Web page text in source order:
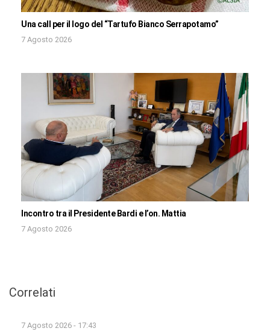
Una call per il logo del “Tartufo Bianco Serrapotamo”
7 Agosto 2026
Incontro tra il Presidente Bardi e l’on. Mattia
7 Agosto 2026
Correlati
7 Agosto 2026 - 17:43